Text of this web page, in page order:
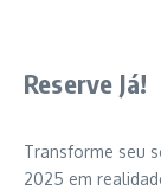
Reserve Já!
Transforme seu
2025 em